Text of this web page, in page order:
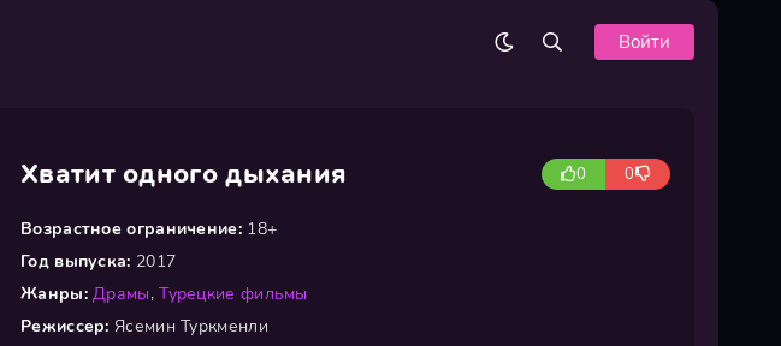
Войти
Хватит одного дыхания 0 0
Возрастное ограничение:18+
Год выпуска: 2017
Жанры: Драмы,Турецкие фильмы
Режиссер: Ясемин Туркменли